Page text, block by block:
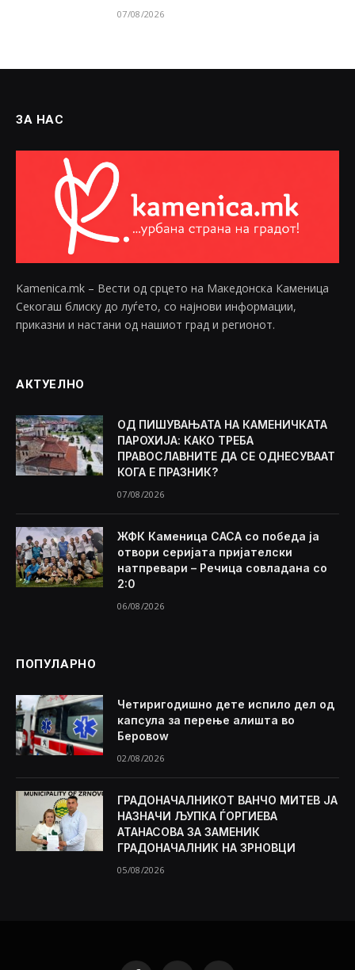
07/08/2026
ЗА НАС
Kamenica.mk – Вести од срцето на Македонска Каменица
Секогаш блиску до луѓето, со најнови информации,
приказни и настани од нашиот град и регионот.
АКТУЕЛНО
ОД ПИШУВАЊАТА НА КАМЕНИЧКАТА
ПАРОХИЈА: КАКО ТРЕБА
ПРАВОСЛАВНИТЕ ДА СЕ ОДНЕСУВААТ
КОГА Е ПРАЗНИК?
07/08/2026
ЖФК Каменица САСА со победа ја
отвори серијата пријателски
натпревари – Речица совладана со
2:0
06/08/2026
ПОПУЛАРНО
Четиригодишно дете испило дел од
капсула за перење алишта во
Беровоw
02/08/2026
ГРАДОНАЧАЛНИКОТ ВАНЧО МИТЕВ ЈА
НАЗНАЧИ ЉУПКА ЃОРГИЕВА
АТАНАСОВА ЗА ЗАМЕНИК
ГРАДОНАЧАЛНИК НА ЗРНОВЦИ
05/08/2026